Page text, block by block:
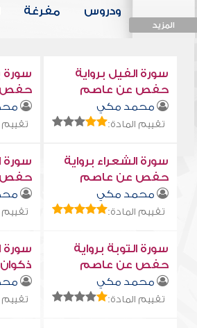
المزيد
ودروس
مفرغة
سورة الفيل برواية
حفص عن عاصم
محمد مكي
تقييم المادة:
سورة
حفص
تقييم
سورة الشعراء برواية
حفص عن عاصم
محمد مكي
تقييم المادة:
سورة
حفص
تقييم
سورة التوبة برواية
حفص عن عاصم
محمد مكي
تقييم المادة:
سورة
تقييم